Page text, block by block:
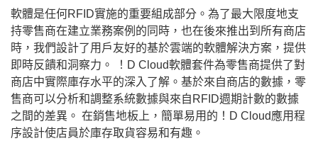
軟體是任何RFID實施的重要組成部分。為了最大限度地支
持零售商在建立業務案例的同時，也在後來推出到所有商店
時，我們設計了用戶友好的基於雲端的軟體解決方案，提供
即時反饋和洞察力。 ！D Cloud軟體套件為零售商提供了對
商店中實際庫存水平的深入了解。基於來自商店的數據，零
售商可以分析和調整系統數據與來自RFID週期計數的數據
之間的差異。 在銷售地板上，簡單易用的！D Cloud應用程
序設計使店員於庫存取貨容易和有趣。